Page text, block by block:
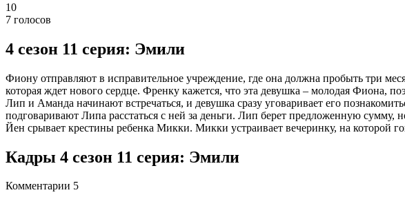
10
7 голосов
4 сезон 11 серия: Эмили
Фиону отправляют в исправительное учреждение, где она должна пробыть три
которая ждет нового сердце. Френку кажется, что эта девушка – молодая Фиона,
Лип и Аманда начинают встречаться, и девушка сразу уговаривает его
подговаривают Липа расстаться с ней за деньги. Лип берет предложенную сумму,
Йен срывает крестины ребенка Микки. Микки устраивает вечеринку, на которой
Кадры 4 сезон 11 серия: Эмили
Комментарии 5